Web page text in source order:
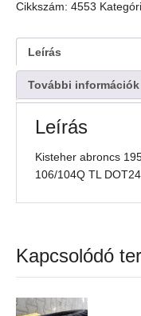
Linglong
R-
620/8pr
106/104Q
DOT24
Cikkszám: 4553
Leírás
További információk
Leírás
Kisteher abroncs
106/104Q TL DOT24
Kapcsolódó